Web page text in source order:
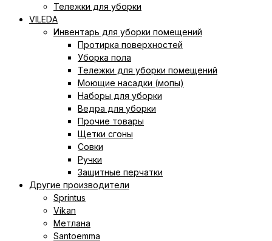
Тележки для уборки
VILEDA
Инвентарь для уборки помещений
Протирка поверхностей
Уборка пола
Тележки для уборки помещений
Моющие насадки (мопы)
Наборы для уборки
Ведра для уборки
Прочие товары
Щетки сгоны
Совки
Ручки
Защитные перчатки
Другие производители
Sprintus
Vikan
Метлана
Santoemma